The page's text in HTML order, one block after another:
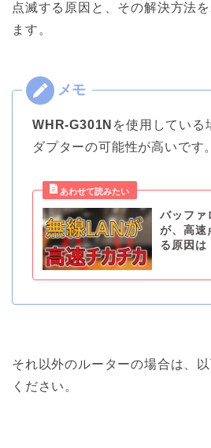
点滅する原因と、その解決方法
ます。
WHR-G301N を使用している
ダプターの可能性が高いです。
バッファ
が、高速
る原因は
それ以外のルーターの場合は、
ください。